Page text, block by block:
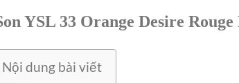
YSL 33 Orange Desire
Nội dung bài viết